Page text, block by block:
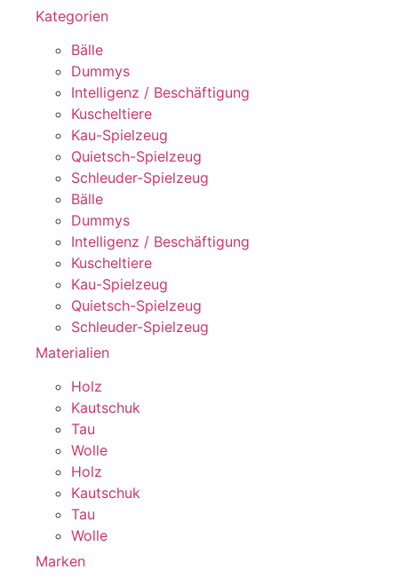
Kategorien
Bälle
Dummys
Intelligenz / Beschäftigung
Kuscheltiere
Kau-Spielzeug
Quietsch-Spielzeug
Schleuder-Spielzeug
Bälle
Dummys
Intelligenz / Beschäftigung
Kuscheltiere
Kau-Spielzeug
Quietsch-Spielzeug
Schleuder-Spielzeug
Materialien
Holz
Kautschuk
Tau
Wolle
Holz
Kautschuk
Tau
Wolle
Marken